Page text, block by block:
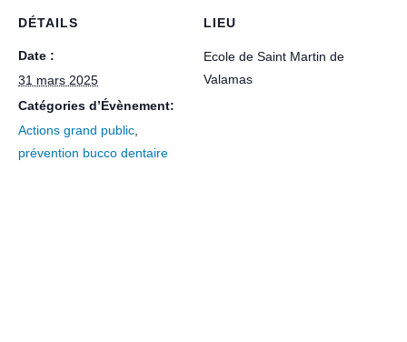
DÉTAILS
Date :
31 mars 2025
Catégories d’Évènement:
Actions grand public,
prévention bucco dentaire
LIEU
Ecole de Saint Martin de
Valamas